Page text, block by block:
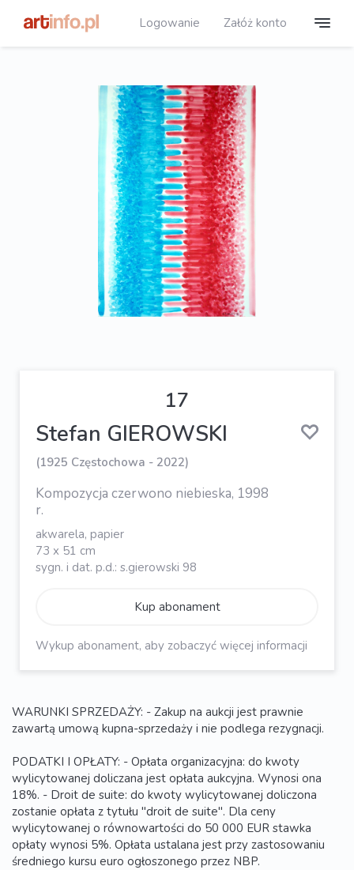
Logowanie Załóż konto
17
Stefan GIEROWSKI
(1925 Częstochowa - 2022)
Kompozycja czerwono niebieska, 1998
r.
akwarela, papier
73 x 51 cm
sygn. i dat. p.d.: s.gierowski 98
Kup abonament
Wykup abonament, aby zobaczyć więcej informacji
WARUNKI SPRZEDAŻY: - Zakup na aukcji jest prawnie
zawartą umową kupna-sprzedaży i nie podlega rezygnacji.
PODATKI I OPŁATY: - Opłata organizacyjna: do kwoty
wylicytowanej doliczana jest opłata aukcyjna. Wynosi ona
18%. - Droit de suite: do kwoty wylicytowanej doliczona
zostanie opłata z tytułu "droit de suite". Dla ceny
wylicytowanej o równowartości do 50 000 EUR stawka
opłaty wynosi 5%. Opłata ustalana jest przy zastosowaniu
średniego kursu euro ogłoszonego przez NBP.